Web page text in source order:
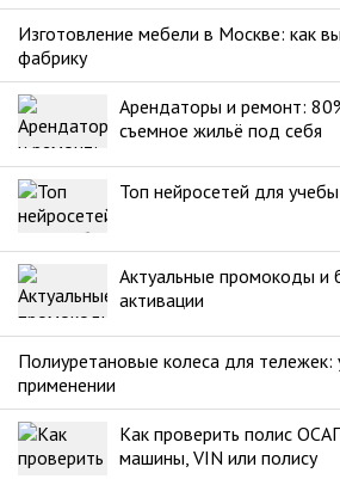
Изготовление мебели в Москве: как
фабрику
Арендаторы и ремонт:
съемное жильё под себя
Топ нейросетей для
Актуальные промокоды и
активации
Полиуретановые колеса для тележек:
применении
Как проверить полис
машины, VIN или полису